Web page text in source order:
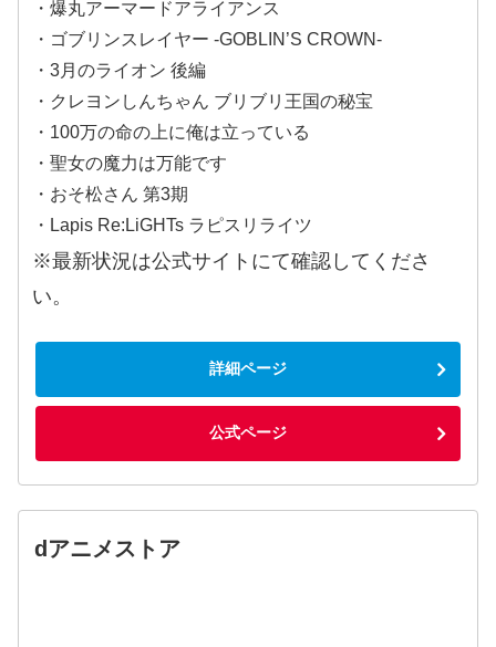
・爆丸アーマードアライアンス
・ゴブリンスレイヤー -GOBLIN’S CROWN-
・3月のライオン 後編
・クレヨンしんちゃん ブリブリ王国の秘宝
・100万の命の上に俺は立っている
・聖女の魔力は万能です
・おそ松さん 第3期
・Lapis Re:LiGHTs ラピスリライツ
※最新状況は公式サイトにて確認してくださ
い。
詳細ページ
公式ページ
dアニメストア